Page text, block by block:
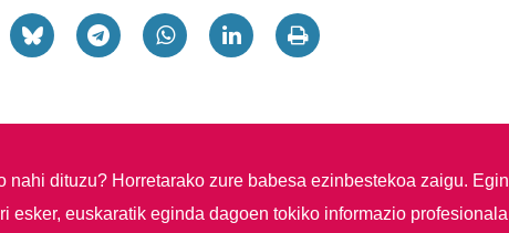
nahi dituzu? Horretarako zure babesa ezinbestekoa zaigu. Egin
esker, euskaratik eginda dagoen tokiko informazio profesionala